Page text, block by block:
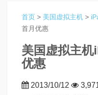
首页 > 美国虚拟主机 >
首月优惠
美国虚拟主机
优惠
2013/10/12